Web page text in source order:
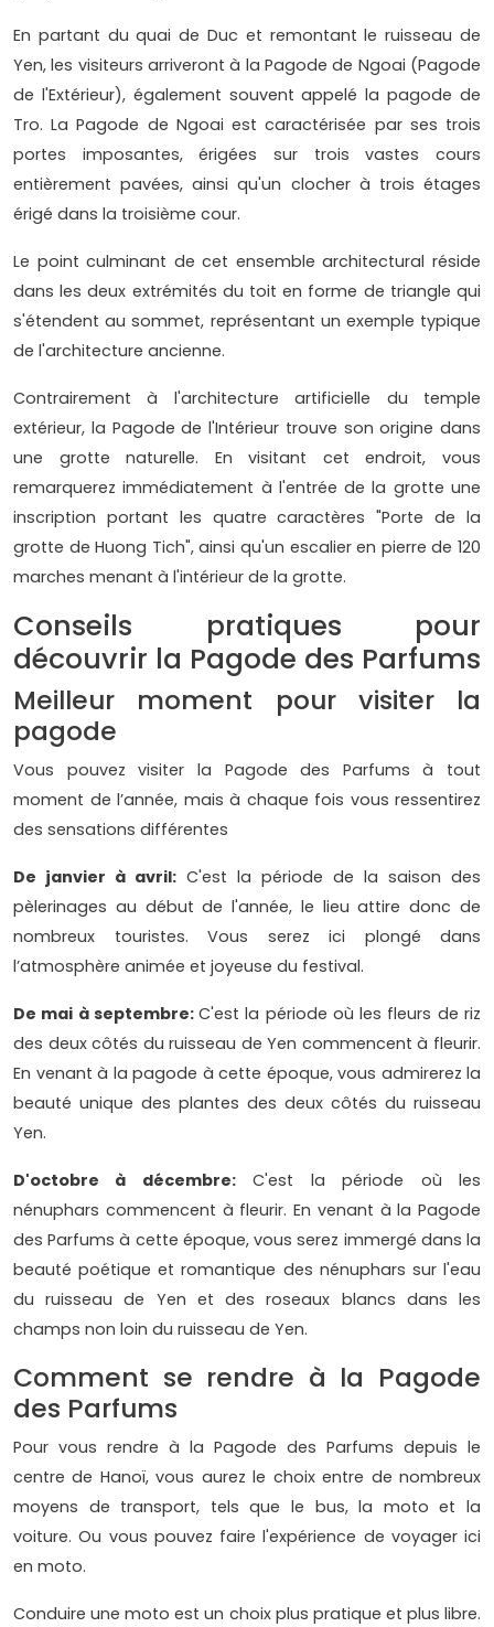
En partant du quai de Duc et remontant le ruisseau de
Yen, les visiteurs arriveront à la Pagode de Ngoai (Pagode
de l'Extérieur), également souvent appelé la pagode de
Tro. La Pagode de Ngoai est caractérisée par ses trois
portes imposantes, érigées sur trois vastes cours
entièrement pavées, ainsi qu'un clocher à trois étages
érigé dans la troisième cour.
Le point culminant de cet ensemble architectural réside
dans les deux extrémités du toit en forme de triangle qui
s'étendent au sommet, représentant un exemple typique
de l'architecture ancienne.
Contrairement à l'architecture artificielle du temple
extérieur, la Pagode de l'Intérieur trouve son origine dans
une grotte naturelle. En visitant cet endroit, vous
remarquerez immédiatement à l'entrée de la grotte une
inscription portant les quatre caractères "Porte de la
grotte de Huong Tich", ainsi qu'un escalier en pierre de 120
marches menant à l'intérieur de la grotte.
Conseils pratiques pour
découvrir la Pagode des Parfums
Meilleur moment pour visiter la
pagode
Vous pouvez visiter la Pagode des Parfums à tout
moment de l’année, mais à chaque fois vous ressentirez
des sensations différentes
De janvier à avril: C'est la période de la saison des
pèlerinages au début de l'année, le lieu attire donc de
nombreux touristes. Vous serez ici plongé dans
l’atmosphère animée et joyeuse du festival.
De mai à septembre:C'est la période où les fleurs de riz
des deux côtés du ruisseau de Yen commencent à fleurir.
En venant à la pagode à cette époque, vous admirerez la
beauté unique des plantes des deux côtés du ruisseau
Yen.
D'octobre à décembre:C'est la période où les
nénuphars commencent à fleurir. En venant à la Pagode
des Parfums à cette époque, vous serez immergé dans la
beauté poétique et romantique des nénuphars sur l'eau
du ruisseau de Yen et des roseaux blancs dans les
champs non loin du ruisseau de Yen.
Comment se rendre à la Pagode
des Parfums
Pour vous rendre à la Pagode des Parfums depuis le
centre de Hanoï, vous aurez le choix entre de nombreux
moyens de transport, tels que le bus, la moto et la
voiture. Ou vous pouvez faire l'expérience de voyager ici
en moto.
Conduire une moto est un choix plus pratique et plus libre.